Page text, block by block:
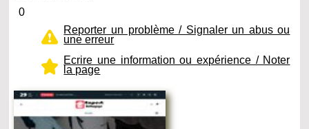
0
Reporter un problème / Signaler un abus ou
une erreur
Ecrire une information ou expérience / Noter
la page